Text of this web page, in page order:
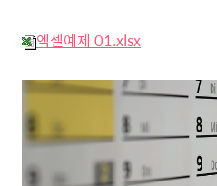
엑셀예제 01.xlsx